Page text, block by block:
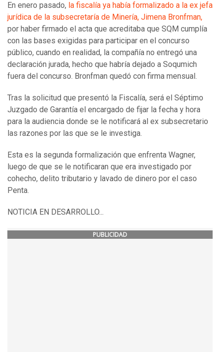
En enero pasado, la fiscalía ya había formalizado a la ex jefa
jurídica de la subsecretaría de Minería, Jimena Bronfman,
por haber firmado el acta que acreditaba que SQM cumplía
con las bases exigidas para participar en el concurso
público, cuando en realidad, la compañía no entregó una
declaración jurada, hecho que habría dejado a Soqumich
fuera del concurso. Bronfman quedó con firma mensual.
Tras la solicitud que presentó la Fiscalía, será el Séptimo
Juzgado de Garantía el encargado de fijar la fecha y hora
para la audiencia donde se le notificará al ex subsecretario
las razones por las que se le investiga.
Esta es la segunda formalización que enfrenta Wagner,
luego de que se le notificaran que era investigado por
cohecho, delito tributario y lavado de dinero por el caso
Penta.
NOTICIA EN DESARROLLO...
PUBLICIDAD